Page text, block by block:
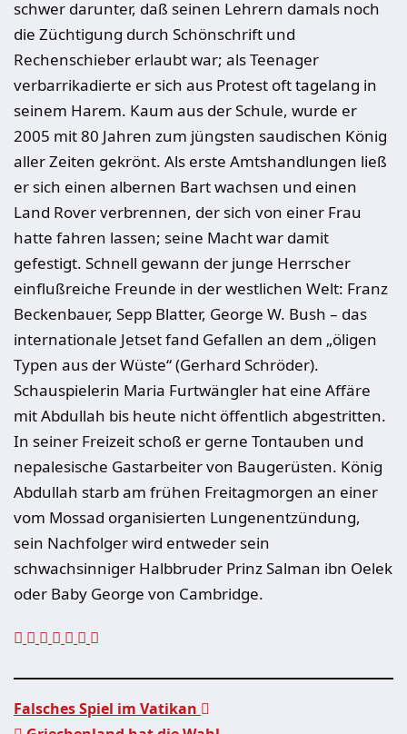
schwer darunter, daß seinen Lehrern damals noch
die Züchtigung durch Schönschrift und
Rechenschieber erlaubt war; als Teenager
verbarrikadierte er sich aus Protest oft tagelang in
seinem Harem. Kaum aus der Schule, wurde er
2005 mit 80 Jahren zum jüngsten saudischen König
aller Zeiten gekrönt. Als erste Amtshandlungen ließ
er sich einen albernen Bart wachsen und einen
Land Rover verbrennen, der sich von einer Frau
hatte fahren lassen; seine Macht war damit
gefestigt. Schnell gewann der junge Herrscher
einflußreiche Freunde in der westlichen Welt: Franz
Beckenbauer, Sepp Blatter, George W. Bush – das
internationale Jetset fand Gefallen an dem „öligen
Typen aus der Wüste“ (Gerhard Schröder).
Schauspielerin Maria Furtwängler hat eine Affäre
mit Abdullah bis heute nicht öffentlich abgestritten.
In seiner Freizeit schoß er gerne Tontauben und
nepalesische Gastarbeiter von Baugerüsten. König
Abdullah starb am frühen Freitagmorgen an einer
vom Mossad organisierten Lungenentzündung,
sein Nachfolger wird entweder sein
schwachsinniger Halbbruder Prinz Salman ibn Oelek
oder Baby George von Cambridge.
Falsches Spiel im Vatikan